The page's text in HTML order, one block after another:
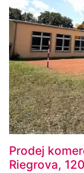
Prodej
Riegrova,